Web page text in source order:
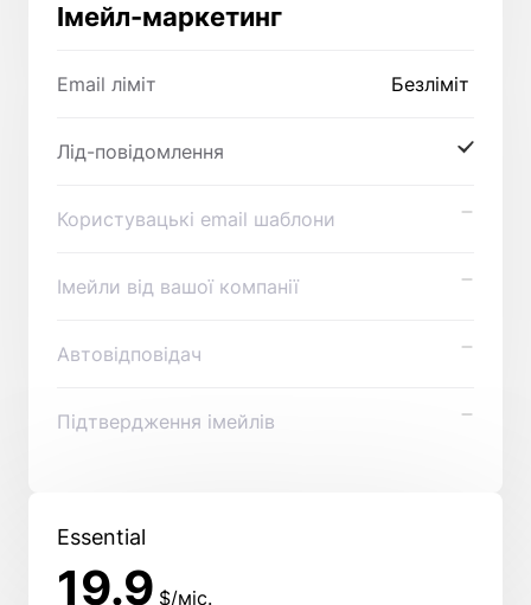
Імейл-маркетинг
Email ліміт Безліміт
Лід-повідомлення
Користувацькі email шаблони
Імейли від вашої компанії
Автовідповідач
Підтвердження імейлів
Essential
19.9 $/міс.